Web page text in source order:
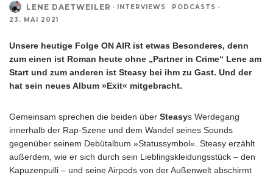
LENE DAETWEILER · INTERVIEWS PODCASTS ·
23. MAI 2021
Unsere heutige Folge ON AIR ist etwas Besonderes, denn
zum einen ist Roman heute ohne „Partner in Crime“ Lene am
Start und zum anderen ist Steasy bei ihm zu Gast. Und der
hat sein neues Album »Exit« mitgebracht.
Gemeinsam sprechen die beiden über Steasys Werdegang
innerhalb der Rap-Szene und dem Wandel seines Sounds
gegenüber seinem Debütalbum »Statussymbol«. Steasy erzählt
außerdem, wie er sich durch sein Lieblingskleidungsstück – den
Kapuzenpulli – und seine Airpods von der Außenwelt abschirmt